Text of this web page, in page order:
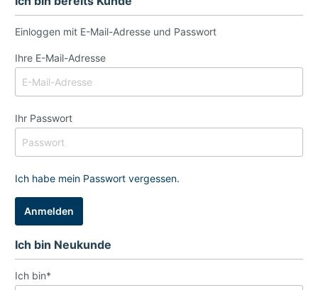
Einloggen mit E-Mail-Adresse und Passwort
Ihre E-Mail-Adresse
Ihr Passwort
Ich habe mein Passwort vergessen.
Anmelden
Ich bin Neukunde
Ich bin*